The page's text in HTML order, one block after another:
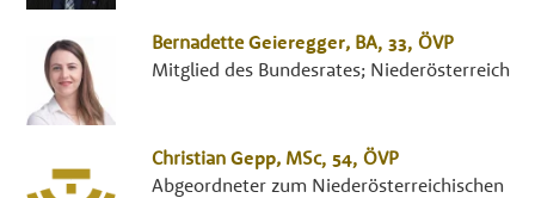
Bernadette Geieregger, BA, 33, ÖVP
Mitglied des Bundesrates; Niederösterreich
Christian Gepp, MSc, 54, ÖVP
Abgeordneter zum Niederösterreichischen